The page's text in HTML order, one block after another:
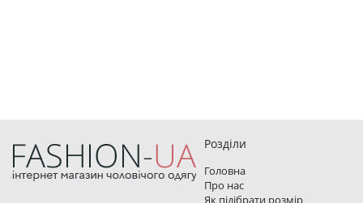
Розділи
Головна
Про нас
Як підібрати розмір